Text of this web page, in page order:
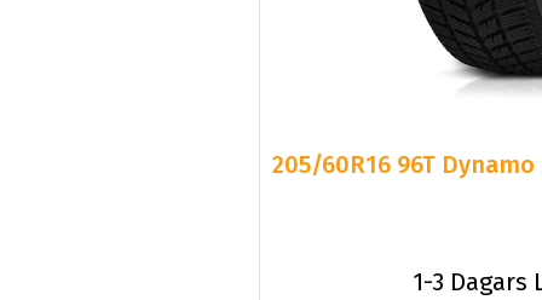
205/60R16 96T Dynamo
1-3 Dagars